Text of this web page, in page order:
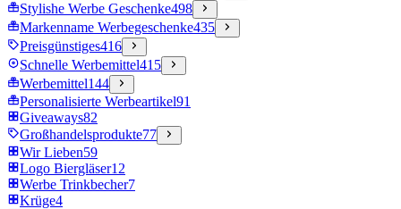
Stylishe Werbe Geschenke498
Markenname Werbegeschenke435
Preisgünstiges416
Schnelle Werbemittel415
Werbemittel144
Personalisierte Werbeartikel91
Giveaways82
Großhandelsprodukte77
Wir Lieben59
Logo Biergläser12
Werbe Trinkbecher7
Krüge4